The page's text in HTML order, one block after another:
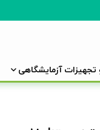
تجهیزات آزمایشگاهی